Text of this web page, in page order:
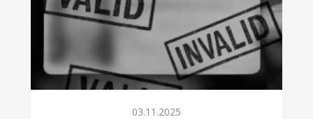
03.11.2025